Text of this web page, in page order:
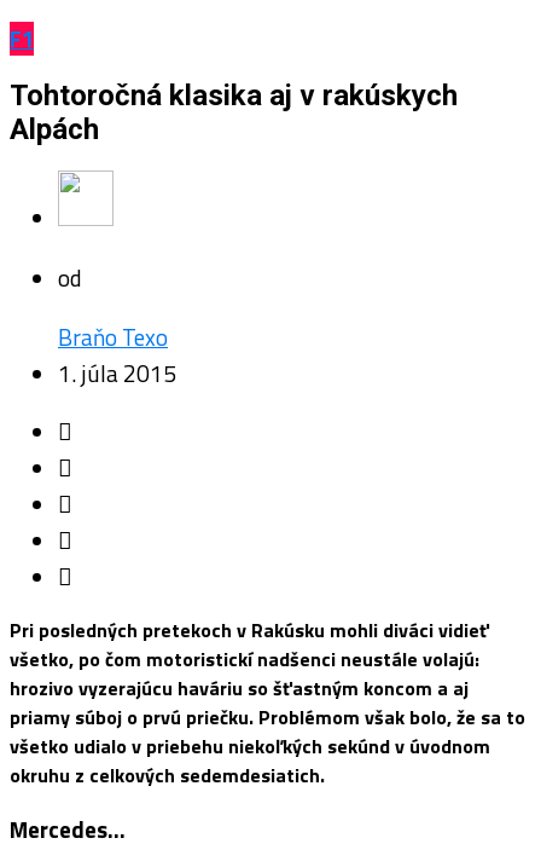
F1
Tohtoročná klasika aj v rakúskych
Alpách
od
Braňo Texo
1. júla 2015
Pri posledných pretekoch v Rakúsku mohli diváci vidieť
všetko, po čom motoristickí nadšenci neustále volajú:
hrozivo vyzerajúcu haváriu so šťastným koncom a aj
priamy súboj o prvú priečku. Problémom však bolo, že sa to
všetko udialo v priebehu niekoľkých sekúnd v úvodnom
okruhu z celkových sedemdesiatich.
Mercedes…